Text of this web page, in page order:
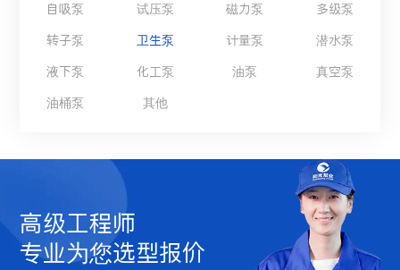
自吸泵 试压泵 磁力泵
多级泵
转子泵
卫生泵 计量泵
潜水泵
液下泵
化工泵 油泵
真空泵
油桶泵
其他
高级工程师
专业为您选型报价